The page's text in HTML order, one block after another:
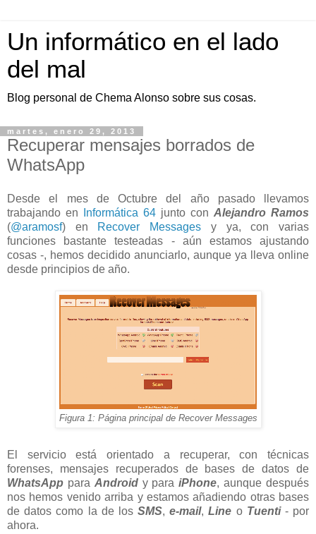
Un informático en el lado
del mal
Blog personal de Chema Alonso sobre sus cosas.
martes, enero 29, 2013
Recuperar mensajes borrados de
WhatsApp
Desde el mes de Octubre del año pasado llevamos
trabajando en
Informática 64 junto con Alejandro Ramos
(@aramosf) en Recover Messages y ya, con varias
funciones bastante testeadas - aún estamos ajustando
cosas -, hemos decidido anunciarlo, aunque ya lleva online
desde principios de año.
Figura 1: Página principal de Recover Messages
El servicio está orientado a recuperar, con técnicas
forenses, mensajes recuperados de bases de datos de
WhatsApp para Androidy paraiPhone, aunque después
nos hemos venido arriba y estamos añadiendo otras bases
de datos como la de los SMS,e-mail,Line o Tuenti- por
ahora.